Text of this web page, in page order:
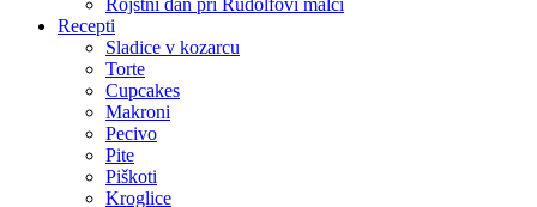
Rojstni dan pri Rudolfovi malci
Recepti
Sladice v kozarcu
Torte
Cupcakes
Makroni
Pecivo
Pite
Piškoti
Kroglice